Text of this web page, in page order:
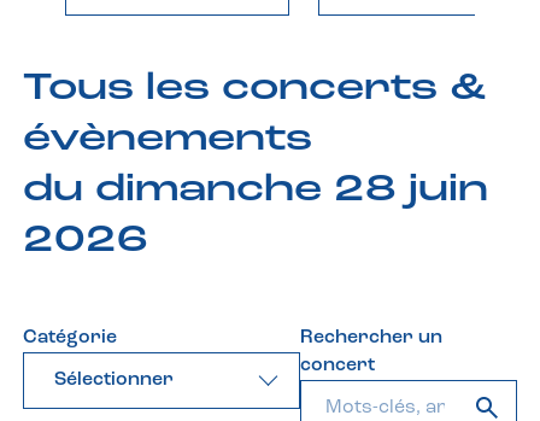
Tous les concerts &
évènements
du dimanche 28 juin
2026
Catégorie
Sélectionner
Rechercher un
concert